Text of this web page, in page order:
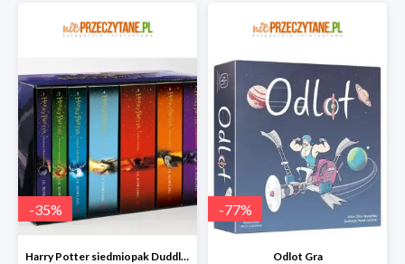
-35%
Harry Potter siedmiopak Duddle super oferta
-77%
Odlot Gra